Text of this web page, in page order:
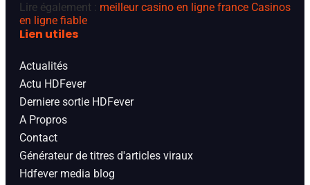
Lire également : meilleur casino en ligne france Casinos
en ligne fiable
Lien utiles
Actualités
Actu HDFever
Derniere sortie HDFever
A Propros
Contact
Générateur de titres d'articles viraux
Hdfever media blog